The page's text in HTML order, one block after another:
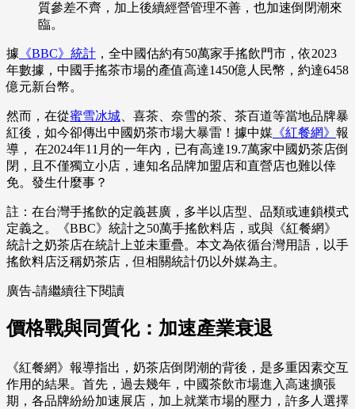
質參差不齊，加上後續經營管理不善，也加速倒閉潮來
臨。
據 《BBC》統計 ，全中國估約有50萬家手搖飲門市，依2023
年數據，中國手搖茶市場的產值高達1450億人民幣，約達6458
億元新台幣。
然而，在從蜜雪冰城、喜茶、奈雪的茶、茶百道等當地品牌暴
紅後，如今卻傳出中國奶茶市場大暴雷！據中媒 《紅餐網》 報
導， 在2024年11月的一年內，已有高達19.7萬家中國奶茶店倒
閉，且不僅獨立小店，連知名品牌加盟店和直營店也難以倖
免。發生什麼事？
註：在台灣手搖飲的定義甚廣，多半以店型、品類或連鎖模式
定義之。《BBC》統計之50萬手搖飲料店，或與《紅餐網》
統計之奶茶店在統計上並未重疊。本文為依循台灣用語，以手
搖飲料店泛稱奶茶店，但相關統計仍以外媒為主。
廣告-請繼續往下閱讀
價格戰與同質化：加速產業衰退
《紅餐網》報導指出，奶茶店倒閉潮的背後，是多重因素交互
作用的結果。首先，過去幾年，中國茶飲市場進入高速擴張
期，各品牌紛紛加速展店，加上就業市場的壓力，許多人選擇